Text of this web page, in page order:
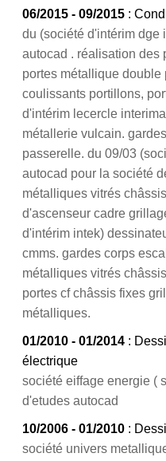
06/2015 - 09/2015 :
du (société d'intérim dge
autocad . réalisation des
portes métallique
coulissants portillons,
d'intérim lecercle
métallerie vulcain.
passerelle. du 09/03
autocad pour la société
métalliques vitrés
d'ascenseur cadre
d'intérim intek)
cmms. gardes corps
métalliques vitrés
portes cf châssis fixes
métalliques.
01/2010 - 01/2014 :
électrique
société eiffage energie (
d'etudes autocad
10/2006 - 01/2010 :
société univers